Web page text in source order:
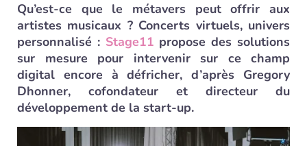
Qu’est-ce que le métavers peut offrir aux
artistes musicaux ? Concerts virtuels, univers
personnalisé : Stage11 propose des solutions
sur mesure pour intervenir sur ce champ
digital encore à défricher, d’après Gregory
Dhonner, cofondateur et directeur du
développement de la start-up.